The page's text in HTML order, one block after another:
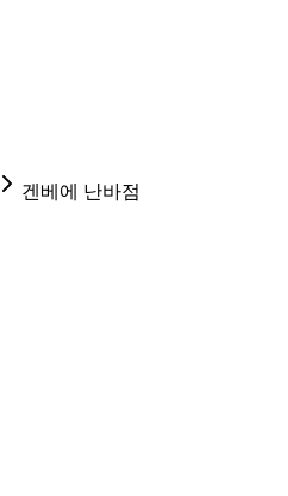
겐베에 난바점